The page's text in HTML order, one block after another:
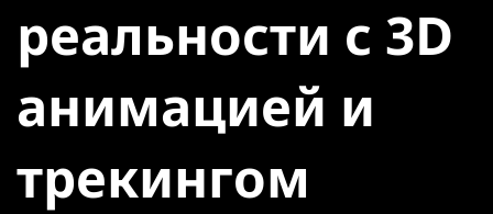
реальности с 3D
анимацией и
трекингом